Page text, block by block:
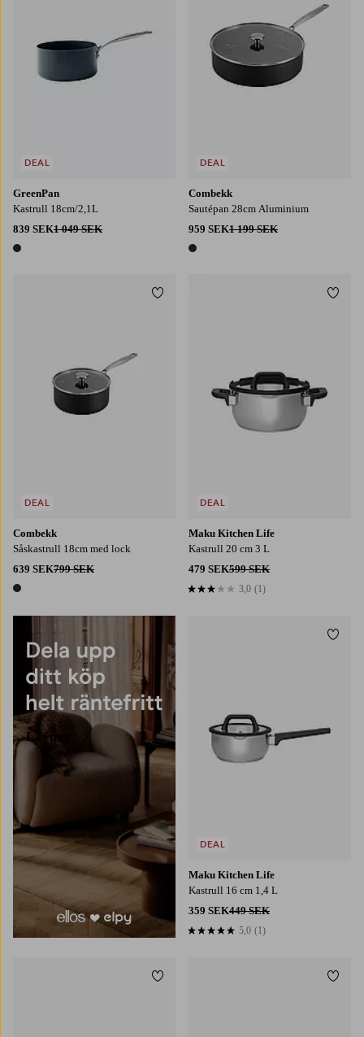
GreenPan
Kastrull 18cm/2,1L
839 SEK1 049 SEK
1 färg
DEAL
Combekk
Sautépan 28cm Aluminium
959 SEK1 199 SEK
1 färg
DEAL
Combekk
Såskastrull 18cm med lock
639 SEK799 SEK
1 färg
DEAL
Lägg till i favoriter
Maku Kitchen Life
Kastrull 20 cm 3 L
479 SEK599 SEK
3,0 baserat på 1 st betyg
3,0 (1)
DEAL
Läs mer
Maku Kitchen Life
Kastrull 16 cm 1,4 L
359 SEK449 SEK
5,0 baserat på 1 st betyg
5,0 (1)
DEAL
Lägg till i favoriter